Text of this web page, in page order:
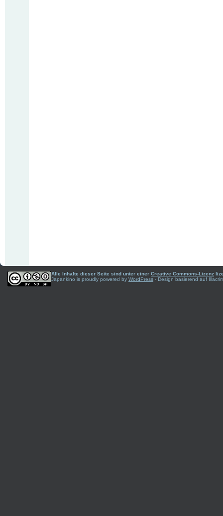
Alle Inhalte dieser Seite sind unter einer Creative Commons-Lizenz
Japankino is proudly powered by WordPress - Design basierend auf